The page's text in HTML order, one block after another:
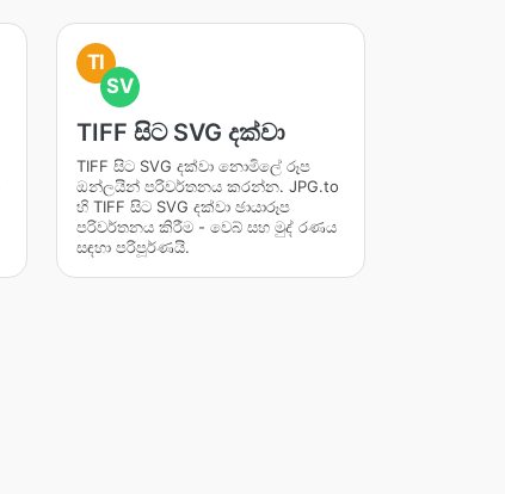
TI
SV
TIFF සිට SVG දක්වා
TIFF සිට SVG දක්වා නොමිලේ රූප
ඔන්ලයින් පරිවර්තනය කරන්න. JPG.to
හි TIFF සිට SVG දක්වා ඡායාරූප
පරිවර්තනය කිරීම - වෙබ් සහ මුද් රණය
සඳහා පරිපූර්ණයි.